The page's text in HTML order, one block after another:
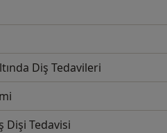
Diş Tedavileri
Dişi Tedavisi